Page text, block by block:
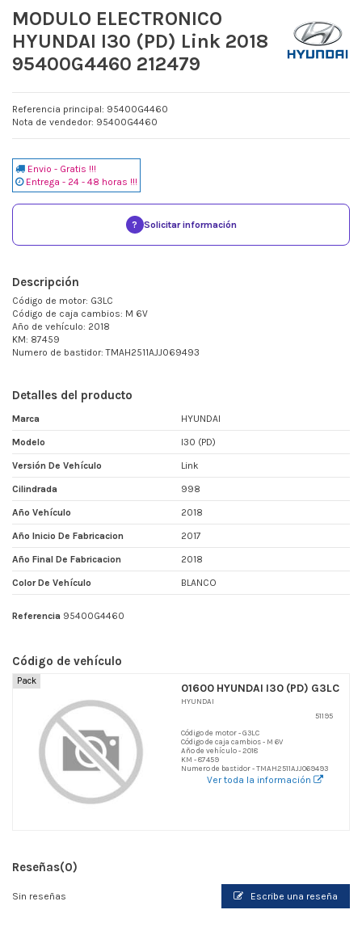
MODULO ELECTRONICO
HYUNDAI I30 (PD) Link 2018
95400G4460 212479
Referencia principal: 95400G4460
Nota de vendedor: 95400G4460
Envio - Gratis !!!
Entrega - 24 - 48 horas !!!
? Solicitar información
Descripción
Código de motor: G3LC
Código de caja cambios: M 6V
Año de vehículo: 2018
KM: 87459
Numero de bastidor: TMAH2511AJJ069493
Detalles del producto
Marca HYUNDAI
Modelo I30 (PD)
Versión De Vehículo Link
Cilindrada 998
Año Vehículo 2018
Año Inicio De Fabricacion 2017
Año Final De Fabricacion 2018
Color De Vehículo BLANCO
Referencia 95400G4460
Código de vehículo
Pack
01600 HYUNDAI I30 (PD) G3LC
HYUNDAI
51195
Código de motor - G3LC
Código de caja cambios - M 6V
Año de vehículo - 2018
KM - 87459
Numero de bastidor - TMAH2511AJJ069493
Ver toda la información
Reseñas(0)
Sin reseñas Escribe una reseña